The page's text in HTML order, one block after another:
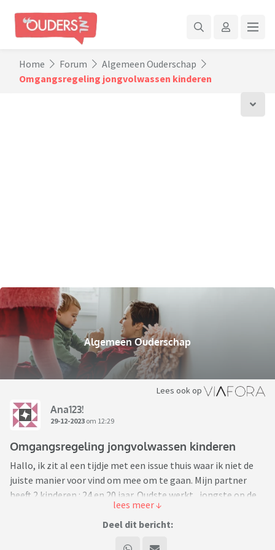
Home Forum
Algemeen Ouderschap
Omgangsregeling jongvolwassen kinderen
Algemeen Ouderschap
Lees ook op
Ana123!
29-12-2023 om 12:29
Omgangsregeling jongvolwassen kinderen
Hallo, ik zit al een tijdje met een issue thuis waar ik niet de
juiste manier voor vind om mee om te gaan. Mijn partner
heeft 2 kinderen : 24 en 20 jaar. Oudste werkt , jongste op de
hogeschool. Gezien de leeftijd van de kinderen willen wij de “
omgangsregeling “ aanpassen maar weten niet goed hoe dit
Deel dit bericht: